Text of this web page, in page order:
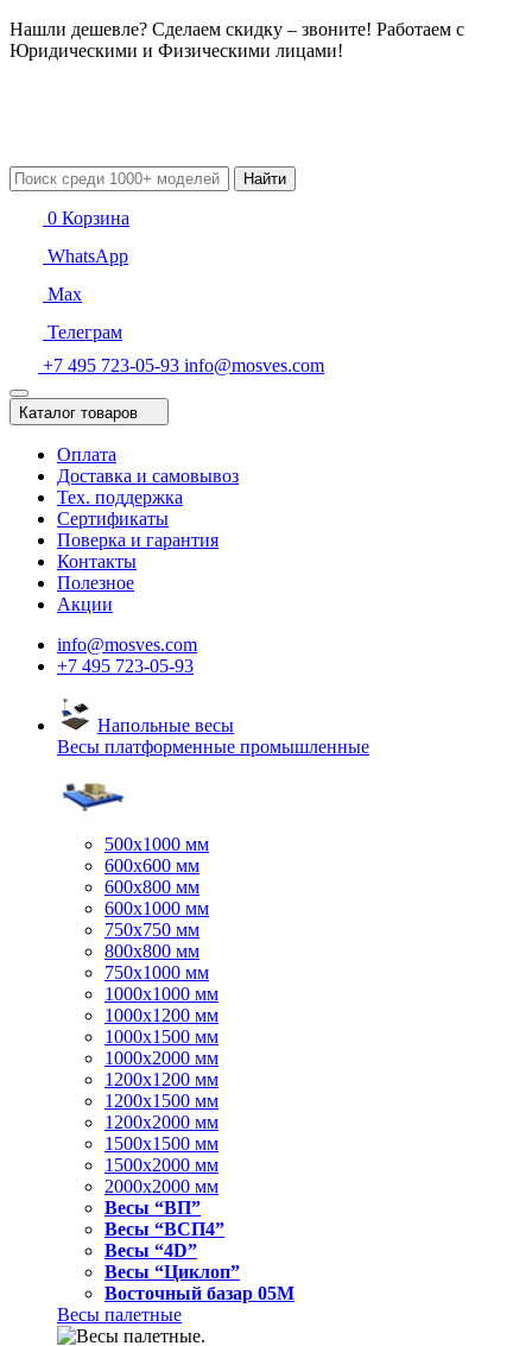
Нашли дешевле? Сделаем скидку – звоните! Работаем с
Юридическими и Физическими лицами!
Найти
0 Корзина
WhatsApp
Max
Телеграм
+7 495 723-05-93 info@mosves.com
Каталог товаров
Оплата
Доставка и самовывоз
Тех. поддержка
Сертификаты
Поверка и гарантия
Контакты
Полезное
Акции
info@mosves.com
+7 495 723-05-93
Напольные весы
Весы платформенные промышленные
500x1000 мм
600x600 мм
600x800 мм
600x1000 мм
750x750 мм
800x800 мм
750x1000 мм
1000x1000 мм
1000x1200 мм
1000x1500 мм
1000x2000 мм
1200x1200 мм
1200x1500 мм
1200x2000 мм
1500x1500 мм
1500x2000 мм
2000x2000 мм
Весы “ВП”
Весы “ВСП4”
Весы “4D”
Весы “Циклоп”
Восточный базар 05M
Весы палетные